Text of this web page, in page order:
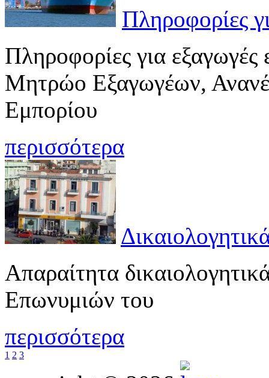
Πληροφορίες
Πληροφορίες για
Μητρώο Εξαγωγέων,
Εμπορίου
περισσότερα
Απαραίτητα
Επωνυμιών του
περισσότερα
1 2 3